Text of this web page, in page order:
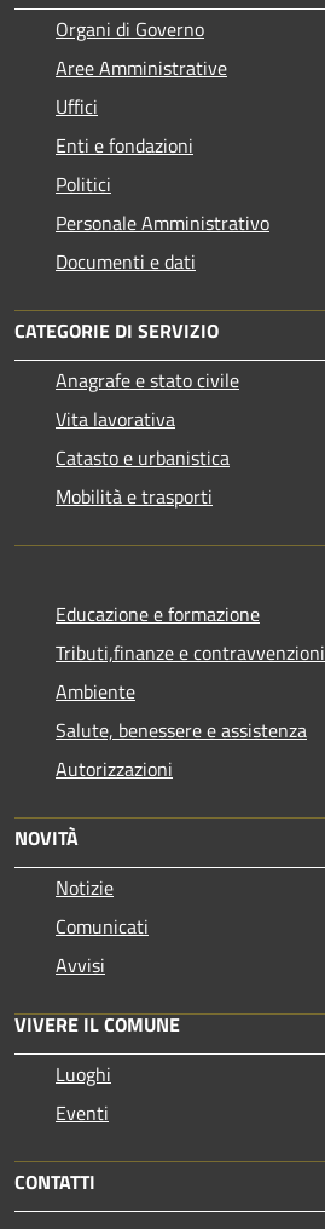
Organi di Governo
Aree Amministrative
Uffici
Enti e fondazioni
Politici
Personale Amministrativo
Documenti e dati
CATEGORIE DI SERVIZIO
Anagrafe e stato civile
Vita lavorativa
Catasto e urbanistica
Mobilità e trasporti
Educazione e formazione
Tributi,finanze e contravvenzioni
Ambiente
Salute, benessere e assistenza
Autorizzazioni
NOVITÀ
Notizie
Comunicati
Avvisi
VIVERE IL COMUNE
Luoghi
Eventi
CONTATTI